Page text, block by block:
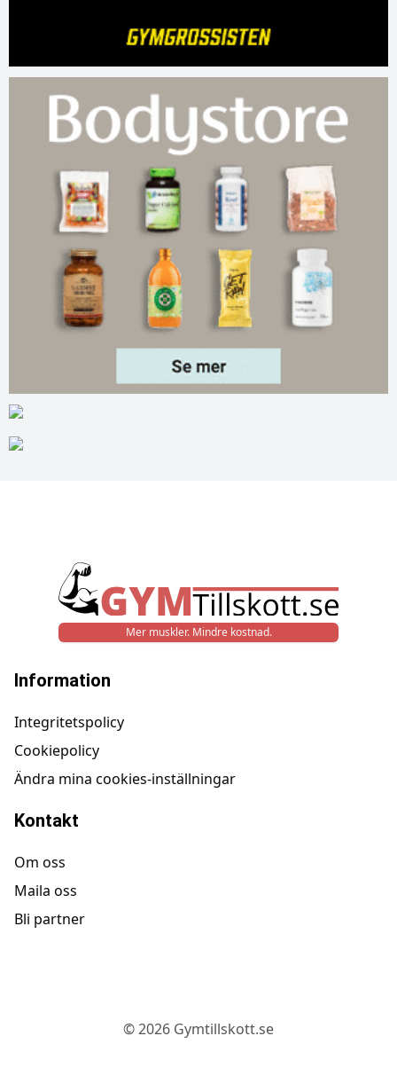
Mer muskler. Mindre kostnad.
Information
Integritetspolicy
Cookiepolicy
Ändra mina cookies-inställningar
Kontakt
Om oss
Maila oss
Bli partner
©2026 Gymtillskott.se